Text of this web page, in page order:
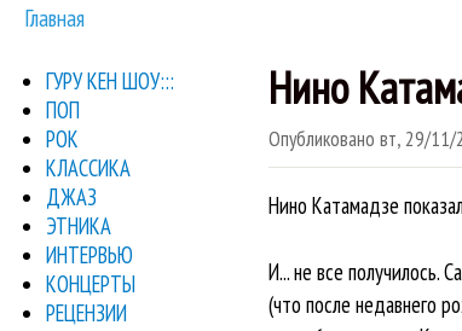
Вы здесь
Главная
Нино
Опубликовано вт, 29/11/
Нино Катамадзе
И... не все получилось.
(что после недавнего
ГУРУ КЕН ШОУ:::
ПОП
РОК
КЛАССИКА
ДЖАЗ
ЭТНИКА
ИНТЕРВЬЮ
КОНЦЕРТЫ
РЕЦЕНЗИИ